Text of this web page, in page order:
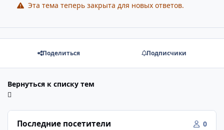
Эта тема теперь закрыта для новых ответов.
Поделиться Подписчики
Вернуться к списку тем
Последние посетители 0